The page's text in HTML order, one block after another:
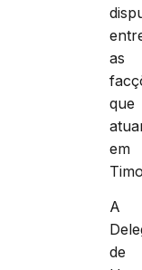
as
que
em
A
de